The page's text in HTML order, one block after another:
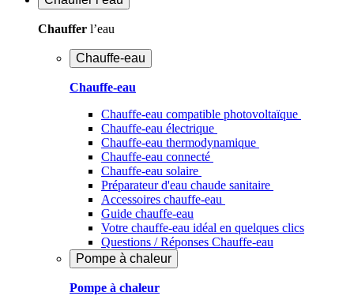
Chauffer l’eau
Chauffe-eau
Chauffe-eau
Chauffe-eau compatible photovoltaïque
Chauffe-eau électrique
Chauffe-eau thermodynamique
Chauffe-eau connecté
Chauffe-eau solaire
Préparateur d'eau chaude sanitaire
Accessoires chauffe-eau
Guide chauffe-eau
Votre chauffe-eau idéal en quelques clics
Questions / Réponses Chauffe-eau
Pompe à chaleur
Pompe à chaleur